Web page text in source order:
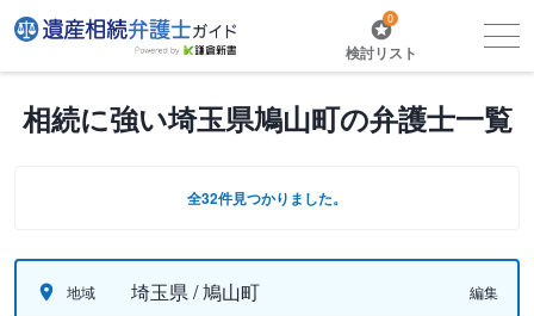
0
検討リスト
相続に強い埼玉県鳩山町の弁護士一覧
全32件見つかりました。
地域 埼玉県 / 鳩山町 編集